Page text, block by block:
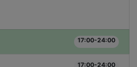
17:00-24:00
17:00-24:00